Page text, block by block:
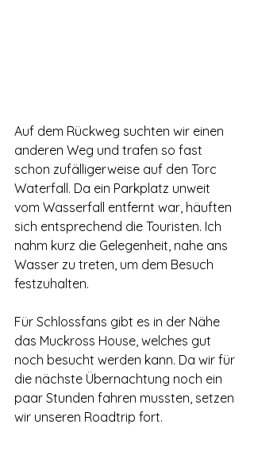
Auf dem Rückweg suchten wir einen
anderen Weg und trafen so fast
schon zufälligerweise auf den Torc
Waterfall. Da ein Parkplatz unweit
vom Wasserfall entfernt war, häuften
sich entsprechend die Touristen. Ich
nahm kurz die Gelegenheit, nahe ans
Wasser zu treten, um dem Besuch
festzuhalten.
Für Schlossfans gibt es in der Nähe
das Muckross House, welches gut
noch besucht werden kann. Da wir für
die nächste Übernachtung noch ein
paar Stunden fahren mussten, setzen
wir unseren Roadtrip fort.